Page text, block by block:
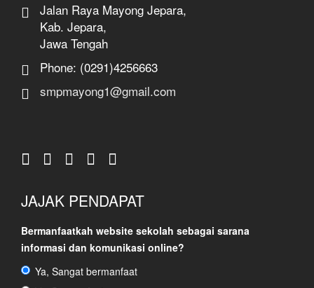
Jalan Raya Mayong Jepara,
Kab. Jepara,
Jawa Tengah
Phone: (0291)4256663
smpmayong1@gmail.com
JAJAK PENDAPAT
Bermanfaatkah website sekolah sebagai sarana
informasi dan komunikasi online?
Ya, Sangat bermanfaat